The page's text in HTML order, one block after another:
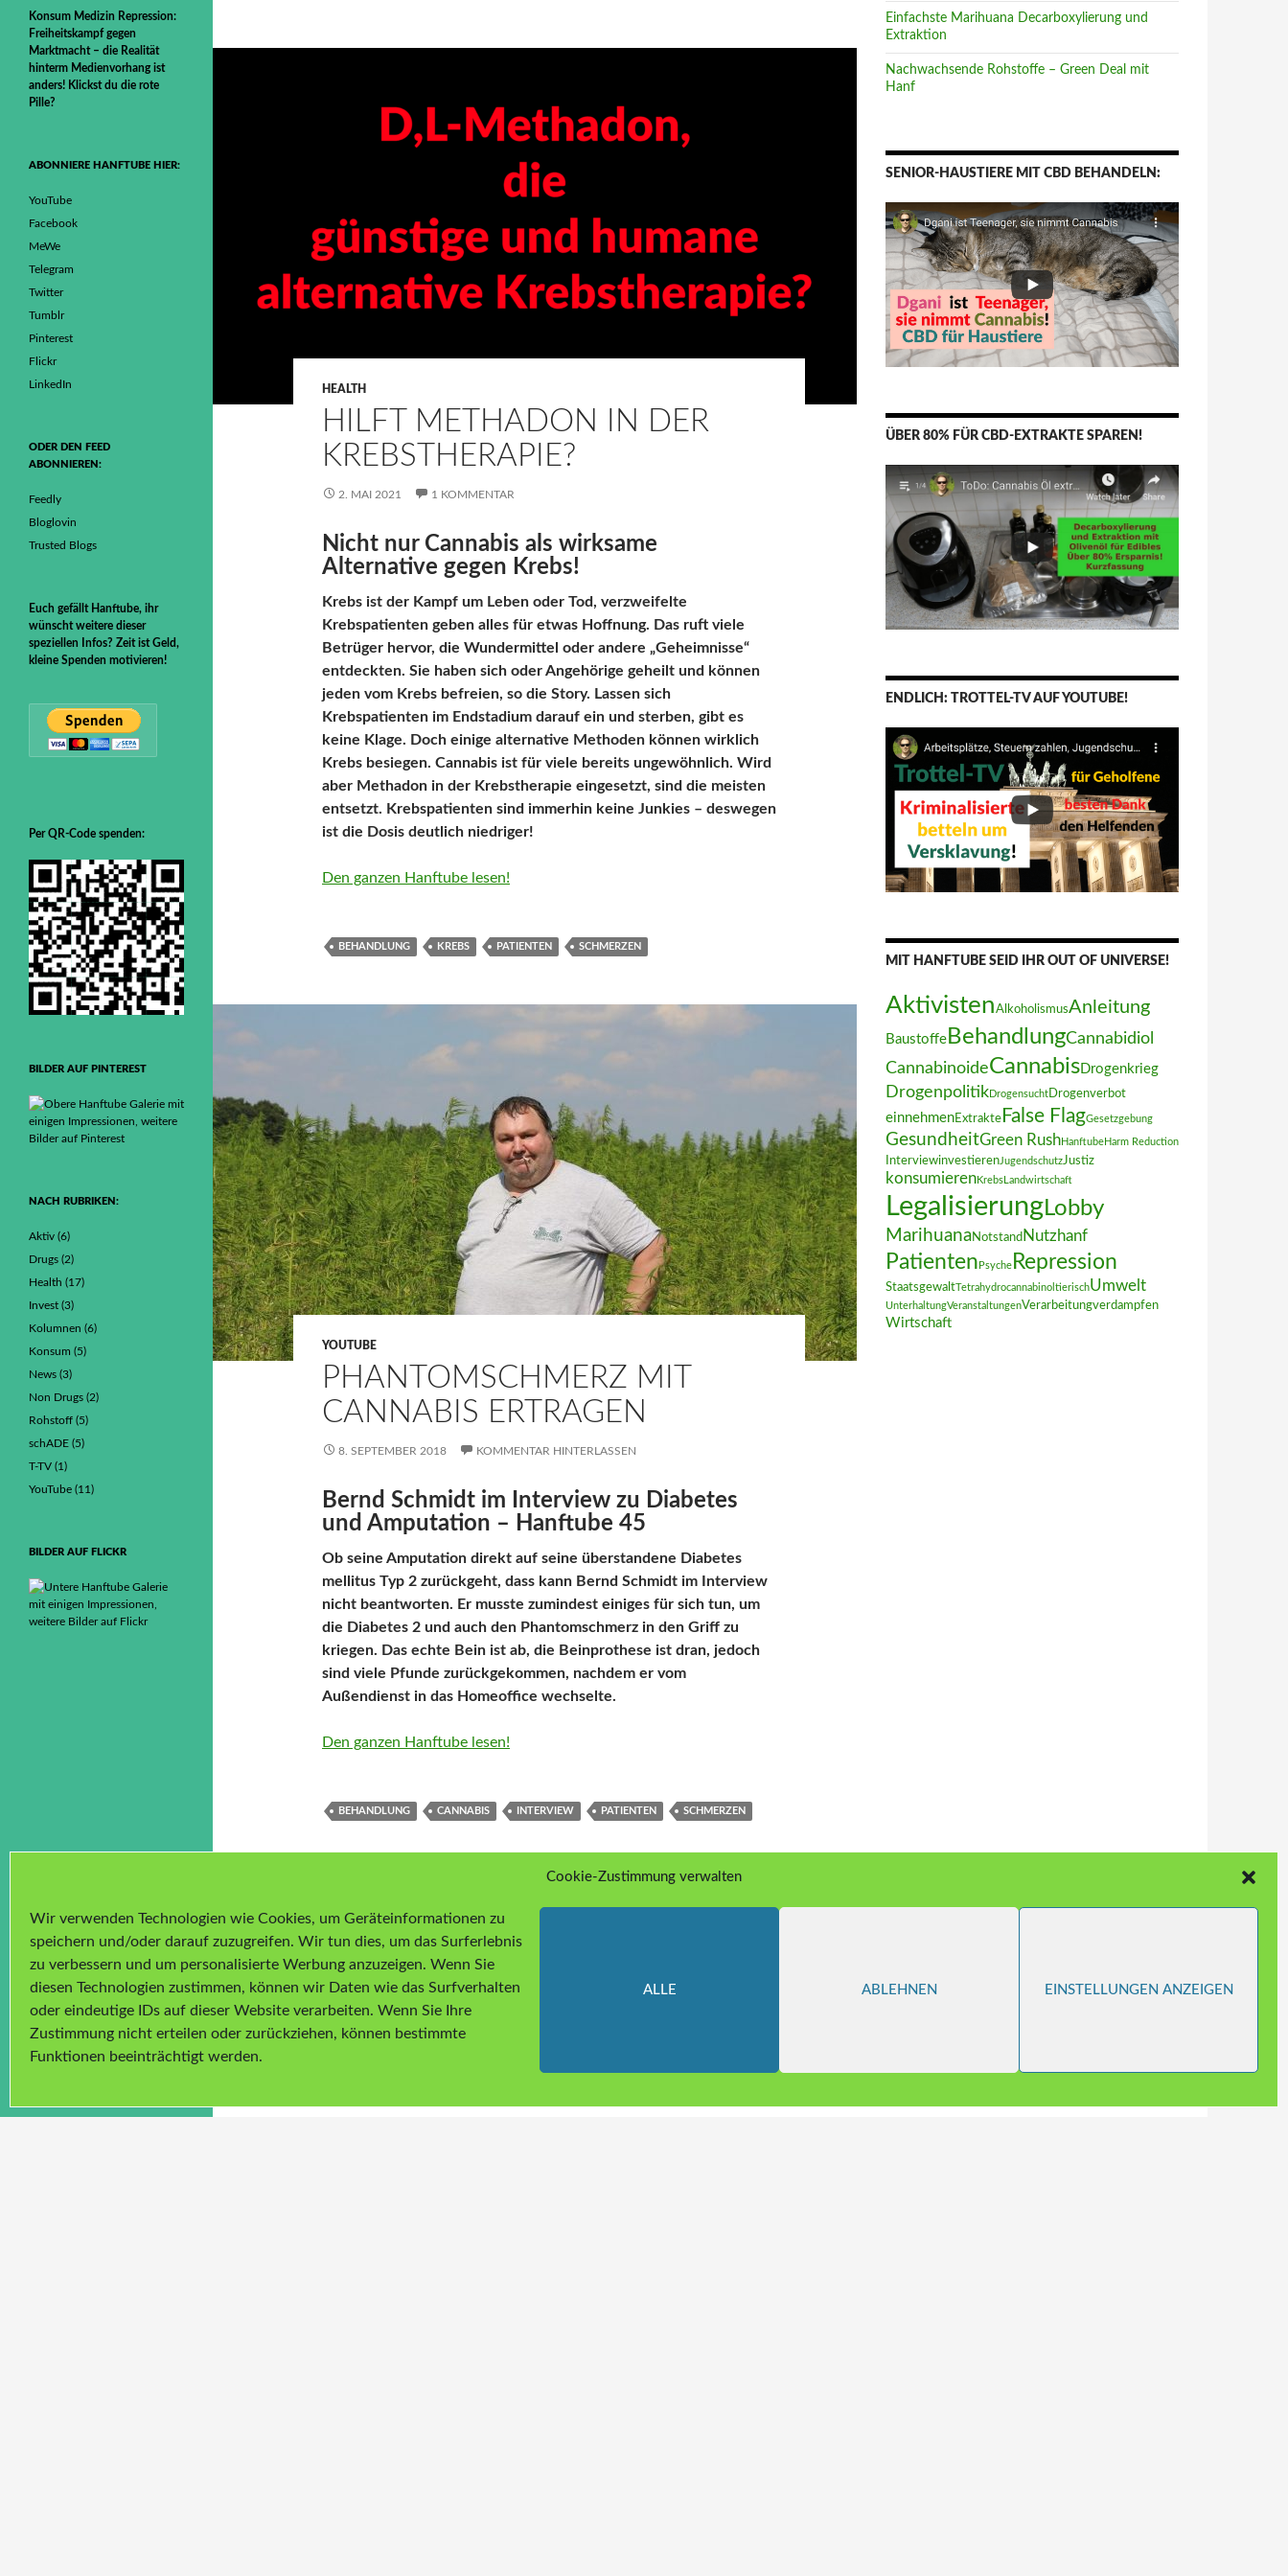
Cookie-Zustimmung verwalten
Wir verwenden Technologien wie Cookies, um Geräteinformationen zu
speichern und/oder darauf zuzugreifen. Wir tun dies, um das Surferlebnis
zu verbessern und um personalisierte Werbung anzuzeigen. Wenn Sie
diesen Technologien zustimmen, können wir Daten wie das Surfverhalten
oder eindeutige IDs auf dieser Website verarbeiten. Wenn Sie Ihre
Zustimmung nicht erteilen oder zurückziehen, können bestimmte
Funktionen beeinträchtigt werden.
ALLE ABLEHNEN EINSTELLUNGEN ANZEIGEN
HEALTH
HILFT METHADON IN DER
KREBSTHERAPIE?
2. MAI 2021 1 KOMMENTAR
Nicht nur Cannabis als wirksame
Alternative gegen Krebs!
Krebs ist der Kampf um Leben oder Tod, verzweifelte
Krebspatienten geben alles für etwas Hoffnung. Das ruft viele
Betrüger hervor, die Wundermittel oder andere „Geheimnisse“
entdeckten. Sie haben sich oder Angehörige geheilt und können
jeden vom Krebs befreien, so die Story. Lassen sich
Krebspatienten im Endstadium darauf ein und sterben, gibt es
keine Klage. Doch einige alternative Methoden können wirklich
Krebs besiegen. Cannabis ist für viele bereits ungewöhnlich. Wird
aber Methadon in der Krebstherapie eingesetzt, sind die meisten
entsetzt. Krebspatienten sind immerhin keine Junkies – deswegen
ist die Dosis deutlich niedriger!
Den ganzen Hanftube lesen!
BEHANDLUNG KREBS PATIENTEN SCHMERZEN
YOUTUBE
PHANTOMSCHMERZ MIT
CANNABIS ERTRAGEN
8. SEPTEMBER 2018 KOMMENTAR HINTERLASSEN
Bernd Schmidt im Interview zu Diabetes
und Amputation – Hanftube 45
Ob seine Amputation direkt auf seine überstandene Diabetes
mellitus Typ 2 zurückgeht, dass kann Bernd Schmidt im Interview
nicht beantworten. Er musste zumindest einiges für sich tun, um
die Diabetes 2 und auch den Phantomschmerz in den Griff zu
kriegen. Das echte Bein ist ab, die Beinprothese ist dran, jedoch
sind viele Pfunde zurückgekommen, nachdem er vom
Außendienst in das Homeoffice wechselte.
Den ganzen Hanftube lesen!
BEHANDLUNG CANNABIS INTERVIEW PATIENTEN SCHMERZEN
Einfachste Marihuana Decarboxylierung und
Extraktion
Nachwachsende Rohstoffe – Green Deal mit
Hanf
SENIOR-HAUSTIERE MIT CBD BEHANDELN:
ÜBER 80% FÜR CBD-EXTRAKTE SPAREN!
ENDLICH: TROTTEL-TV AUF YOUTUBE!
MIT HANFTUBE SEID IHR OUT OF UNIVERSE!
AktivistenAlkoholismusAnleitung
Baustoffe BehandlungCannabidiol
CannabinoideCannabisDrogenkrieg
DrogenpolitikDrogensuchtDrogenverbot
einnehmenExtrakte False FlagGesetzgebung
GesundheitGreen RushHanftubeHarm Reduction
InterviewinvestierenJugendschutzJustiz
konsumierenKrebsLandwirtschaft
LegalisierungLobby
MarihuanaNotstand Nutzhanf
Patienten Psyche Repression
Staatsgewalt Tetrahydrocannabinol tierischUmwelt
UnterhaltungVeranstaltungenVerarbeitungverdampfen
Wirtschaft
Konsum Medizin Repression:
Freiheitskampf gegen
Marktmacht – die Realität
hinterm Medienvorhang ist
anders! Klickst du die rote
Pille?
ABONNIERE HANFTUBE HIER:
YouTube
Facebook
MeWe
Telegram
Twitter
Tumblr
Pinterest
Flickr
LinkedIn
ODER DEN FEED
ABONNIEREN:
Feedly
Bloglovin
Trusted Blogs
Euch gefällt Hanftube, ihr
wünscht weitere dieser
speziellen Infos? Zeit ist Geld,
kleine Spenden motivieren!
Per QR-Code spenden:
BILDER AUF PINTEREST
NACH RUBRIKEN:
Aktiv (6)
Drugs (2)
Health (17)
Invest (3)
Kolumnen (6)
Konsum (5)
News (3)
Non Drugs (2)
Rohstoff (5)
schADE (5)
T-TV (1)
YouTube (11)
BILDER AUF FLICKR